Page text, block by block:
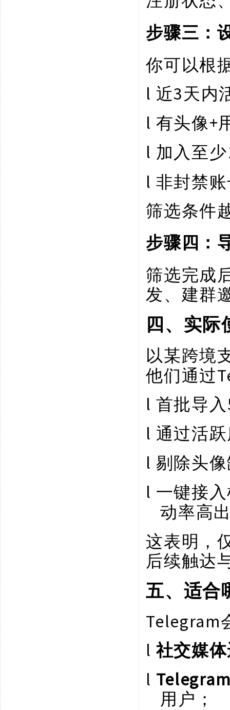
步骤三：
你可以根
l 近3天内
l 有头像+
l 加入至少
l 非封禁
筛选条件
步骤四：
筛选完成
发、建群
四、实际
以某跨境
他们通过
l 首批导入
l 通过活
l 剔除头
l 一键接
动率高
这表明，
后续触达
五、适合
Telegram
l社交媒
l
用户；